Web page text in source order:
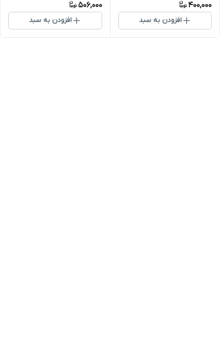
400,000
افزودن به سبد
506,000
افزودن به سبد